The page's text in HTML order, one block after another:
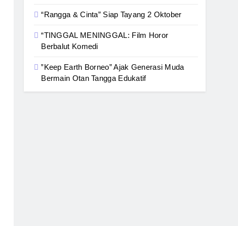
“Rangga & Cinta” Siap Tayang 2 Oktober
“TINGGAL MENINGGAL: Film Horor
Berbalut Komedi
‟Keep Earth Borneo” Ajak Generasi Muda
Bermain Otan Tangga Edukatif